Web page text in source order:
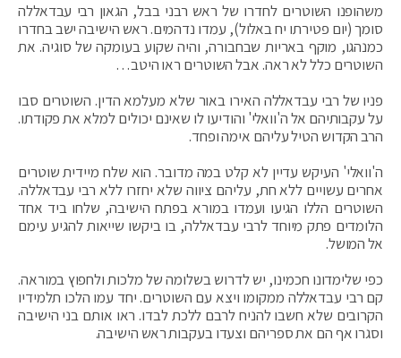
משהופנו השוטרים לחדרו של ראש רבני בבל, הגאון רבי עבדאללה
סומך (יום פטירתו יח באלול), עמדו נדהמים. ראש הישיבה ישב בחדרו
כמנהגו, מוקף באריות שבחבורה, והיה שקוע בעומקה של סוגיה. את
השוטרים כלל לא ראה. אבל השוטרים ראו היטב…
פניו של רבי עבדאללה האירו באור שלא מעלמא הדין. השוטרים סבו
על עקבותיהם אל ה'וואלי' והודיעו לו שאינם יכולים למלא את פקודתו.
הרב הקדוש הטיל עליהם אימה ופחד.
ה'וואלי' העיקש עדיין לא קלט במה מדובר. הוא שלח מיידית שוטרים
אחרים עשויים ללא חת, עליהם ציווה שלא יחזרו ללא רבי עבדאללה.
השוטרים הללו הגיעו ועמדו במורא בפתח הישיבה, שלחו ביד אחד
הלומדים פתק מיוחד לרבי עבדאללה, בו ביקשו שייאות להגיע עימם
אל המושל.
כפי שלימדונו חכמינו, יש לדרוש בשלומה של מלכות ולחפוץ במוראה.
קם רבי עבדאללה ממקומו ויצא עם השוטרים. יחד עמו הלכו תלמידיו
הקרובים שלא חשבו להניח לרבם ללכת לבדו. ראו אותם בני הישיבה
וסגרו אף הם את ספריהם וצעדו בעקבות ראש הישיבה.